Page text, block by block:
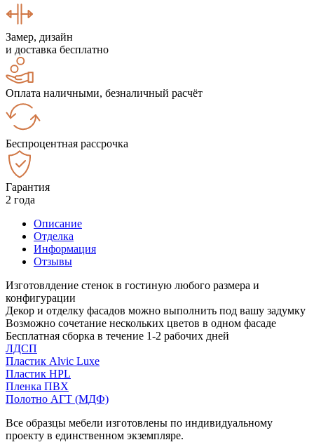
Замер, дизайн
и доставка бесплатно
Оплата наличными, безналичный расчёт
Беспроцентная рассрочка
Гарантия
2 года
Описание
Отделка
Информация
Отзывы
Изготовлдение стенок в гостиную любого размера и
конфигурации
Декор и отделку фасадов можно выполнить под вашу задумку
Возможно сочетание нескольких цветов в одном фасаде
Бесплатная сборка в течение 1-2 рабочих дней
ЛДСП
Пластик Alvic Luxe
Пластик HPL
Пленка ПВХ
Полотно АГТ (МДФ)
Все образцы мебели изготовлены по индивидуальному
проекту в единственном экземпляре.